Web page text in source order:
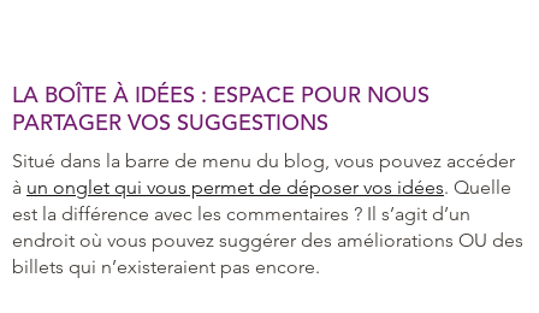
LA BOÎTE À IDÉES : ESPACE POUR NOUS
PARTAGER VOS SUGGESTIONS
Situé dans la barre de menu du blog, vous pouvez accéder
à un onglet qui vous permet de déposer vos idées. Quelle
est la différence avec les commentaires ? Il s’agit d’un
endroit où vous pouvez suggérer des améliorations OU des
billets qui n’existeraient pas encore.